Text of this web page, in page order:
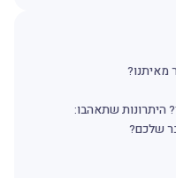
היתרונות שתאהבו:
שלכם?